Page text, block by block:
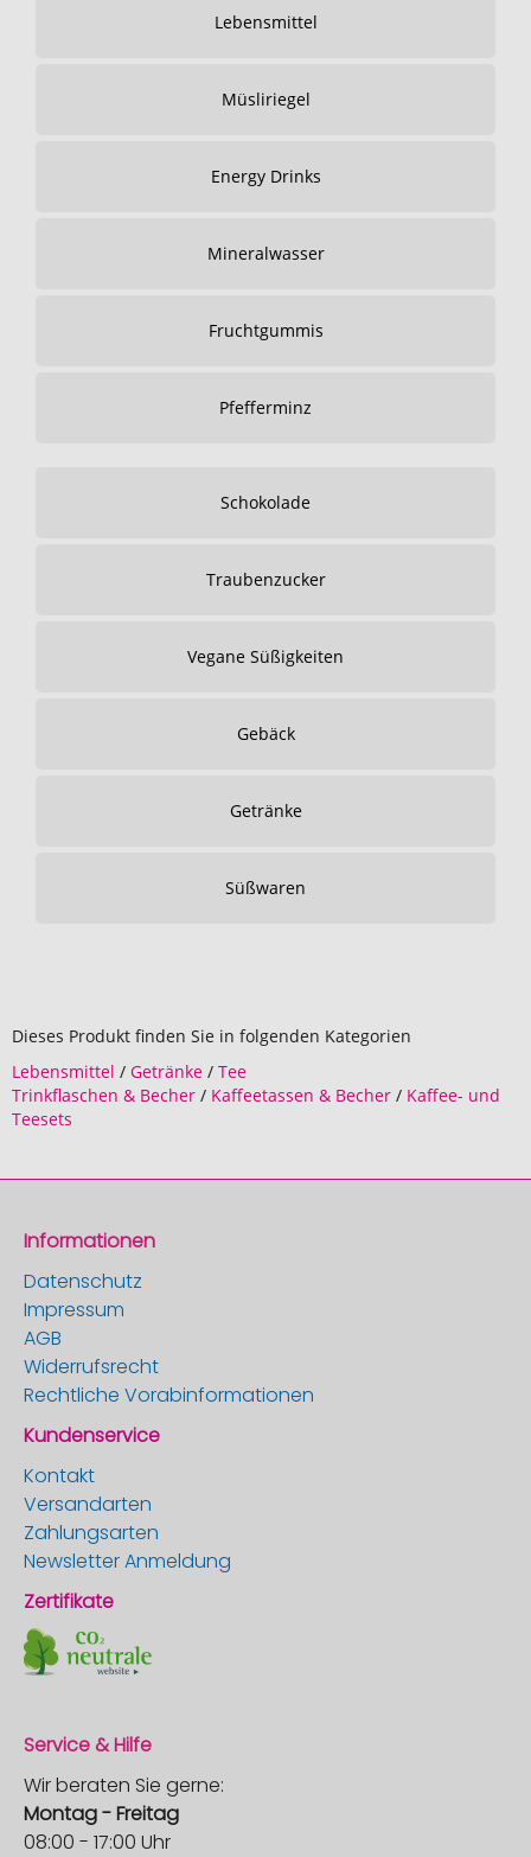
Lebensmittel
Müsliriegel
Energy Drinks
Mineralwasser
Fruchtgummis
Pfefferminz
Schokolade
Traubenzucker
Vegane Süßigkeiten
Gebäck
Getränke
Süßwaren
Dieses Produkt finden Sie in folgenden Kategorien
Lebensmittel / Getränke / Tee
Trinkflaschen & Becher / Kaffeetassen & Becher / Kaffee- und
Teesets
Informationen
Datenschutz
Impressum
AGB
Widerrufsrecht
Rechtliche Vorabinformationen
Kundenservice
Kontakt
Versandarten
Zahlungsarten
Newsletter Anmeldung
Zertifikate
Service & Hilfe
Wir beraten Sie gerne:
Montag - Freitag
08:00 - 17:00 Uhr